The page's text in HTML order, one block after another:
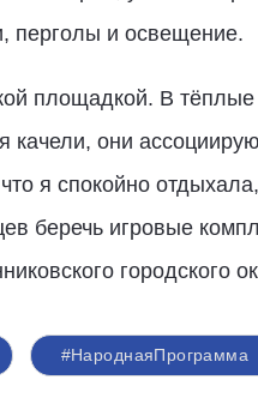
перголы и освещение.
площадкой. В
качели, они
я спокойно
беречь игровые
городского
#НароднаяПрограмма